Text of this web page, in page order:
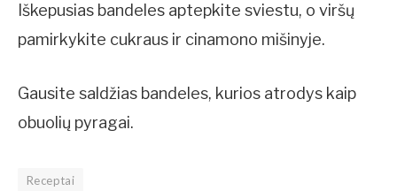
Iškepusias bandeles aptepkite sviestu, o viršų
pamirkykite cukraus ir cinamono mišinyje.
Gausite saldžias bandeles, kurios atrodys kaip
obuolių pyragai.
Receptai